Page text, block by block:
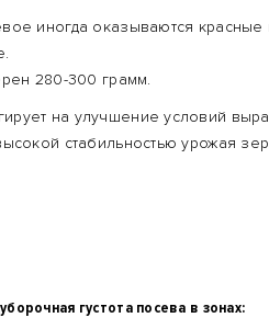
иногда оказываются красные
280-300 грамм.
на улучшение условий
стабильностью урожая
густота посева в зонах: